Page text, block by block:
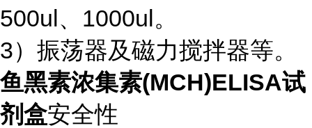
500ul、1000ul。
3）振荡器及磁力搅拌器等。
鱼黑素浓集素(MCH)ELISA试
剂盒安全性